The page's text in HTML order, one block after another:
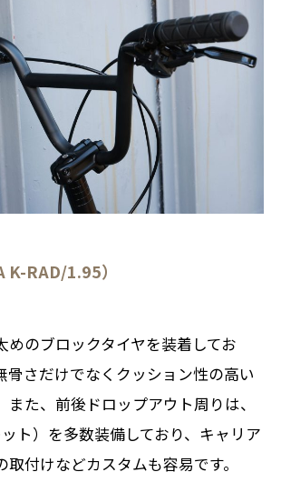
RAD/1.95）
めのブロックタイヤを装着してお
骨さだけでなくクッション性の高い
た、前後ドロップアウト周りは、
ト）を多数装備しており、キャリア
付けなどカスタムも容易です。